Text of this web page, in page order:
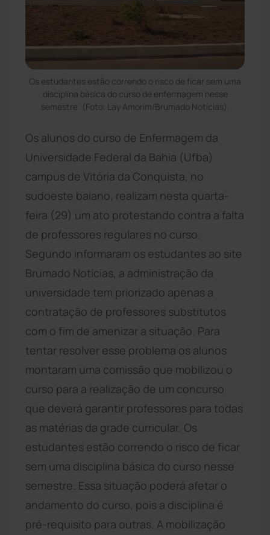
Os estudantes estão correndo o risco de ficar sem uma
disciplina básica do curso de enfermagem nesse
semestre. (Foto: Lay Amorim/Brumado Notícias).
Os alunos do curso de Enfermagem da
Universidade Federal da Bahia (Ufba)
campus de Vitória da Conquista, no
sudoeste baiano, realizam nesta quarta-
feira (29) um ato protestando contra a falta
de professores regulares no curso.
Segundo informaram os estudantes ao site
Brumado Notícias, a administração da
universidade tem priorizado apenas a
contratação de professores substitutos
com o fim de amenizar a situação. Para
tentar resolver esse problema os alunos
montaram uma comissão que mobilizou o
curso para a realização de um concurso
que deverá garantir professores para todas
as matérias da grade curricular. Os
estudantes estão correndo o risco de ficar
sem uma disciplina básica do curso nesse
semestre. Essa situação poderá afetar o
andamento do curso, pois a disciplina é
pré-requisito para outras. A mobilização